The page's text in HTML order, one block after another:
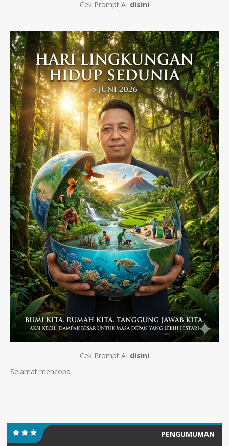
Cek Prompt AI disini
Cek Prompt AI disini
Selamat mencoba
PENGUMUMAN